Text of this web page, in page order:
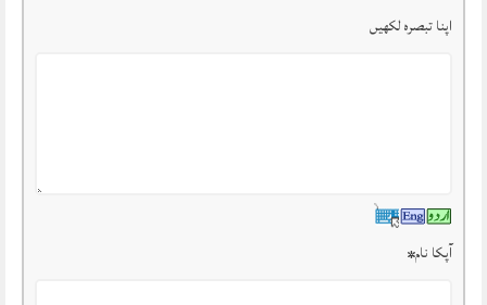
اپنا تبصرہ لکھیں
آپکا نام*